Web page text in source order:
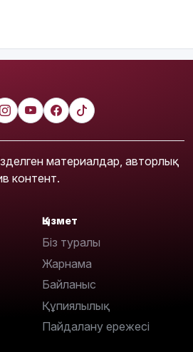
материалдар, авторлық
контент.
Қызмет
Біз туралы
Жарнама
Байланыс
Құпиялылық
Пайдалану ережесі